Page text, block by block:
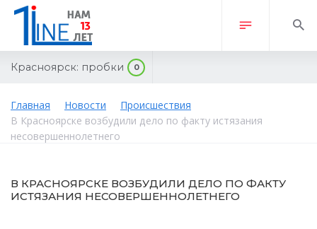
Красноярск: пробки 0
Главная Новости
Происшествия
В Красноярске возбудили дело по факту истязания
несовершеннолетнего
В КРАСНОЯРСКЕ ВОЗБУДИЛИ ДЕЛО ПО ФАКТУ
ИСТЯЗАНИЯ НЕСОВЕРШЕННОЛЕТНЕГО